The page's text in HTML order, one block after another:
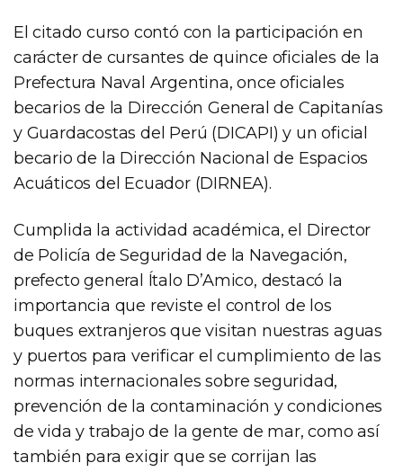
El citado curso contó con la participación en
carácter de cursantes de quince oficiales de la
Prefectura Naval Argentina, once oficiales
becarios de la Dirección General de Capitanías
y Guardacostas del Perú (DICAPI) y un oficial
becario de la Dirección Nacional de Espacios
Acuáticos del Ecuador (DIRNEA).
Cumplida la actividad académica, el Director
de Policía de Seguridad de la Navegación,
prefecto general Ítalo D’Amico, destacó la
importancia que reviste el control de los
buques extranjeros que visitan nuestras aguas
y puertos para verificar el cumplimiento de las
normas internacionales sobre seguridad,
prevención de la contaminación y condiciones
de vida y trabajo de la gente de mar, como así
también para exigir que se corrijan las